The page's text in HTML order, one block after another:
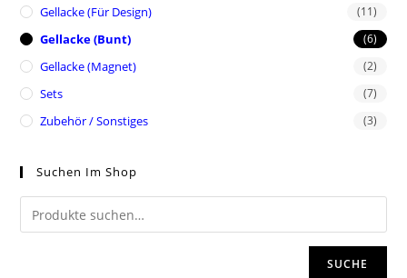
Gellacke (für Design) (11)
Gellacke (Bunt) (6)
Gellacke (Magnet) (2)
Sets (7)
Zubehör / Sonstiges (3)
Suchen Im Shop
SUCHE